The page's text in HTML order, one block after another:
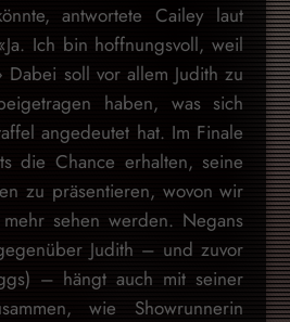
antwortete Cailey laut
Ich bin hoffnungsvoll, weil
soll vor allem Judith zu
haben, was sich
angedeutet hat. Im Finale
die Chance erhalten, seine
zu präsentieren, wovon wir
sehen werden. Negans
Judith – und zuvor
– hängt auch mit seiner
wie Showrunnerin